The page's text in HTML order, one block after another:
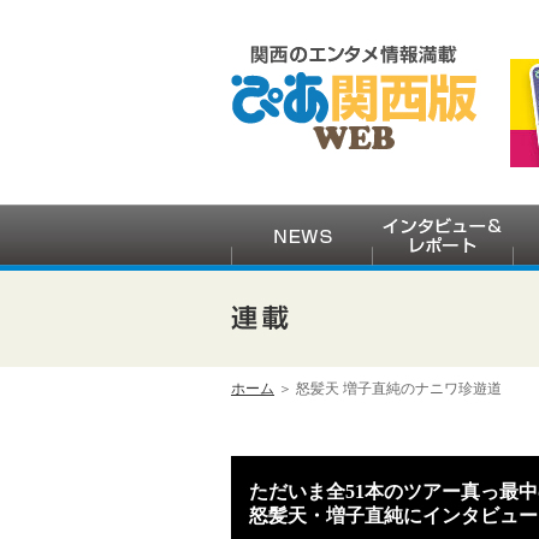
ホーム ＞ 怒髪天 増子直純のナニワ珍遊道
ただいま全51本のツアー真っ最
怒髪天・増子直純にインタビュ